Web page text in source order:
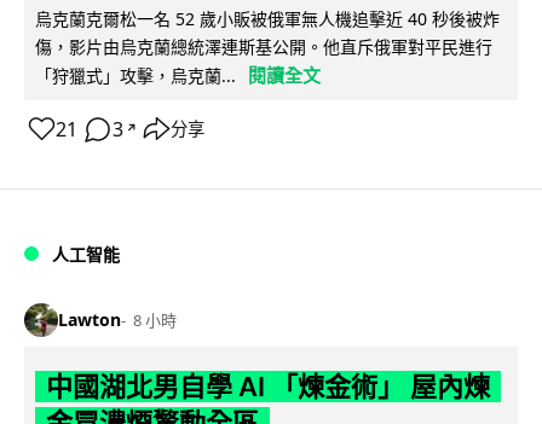
烏克蘭克爾松一名 52 歲小販被俄軍無人機追擊近 40 秒後被炸
傷，影片由烏克蘭總統澤連斯基公開。他直斥俄軍對平民進行
「狩獵式」攻擊，烏克蘭...
閱讀全文
21 3 ↗ 分享
人工智能
Lawton 8 小時
中國湖北男自學 AI 「煉金術」 屋內煉